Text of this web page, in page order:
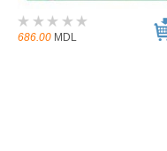
686.00 MDL